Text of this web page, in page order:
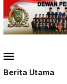
Loncat
ke
konten
Mobile
Berita Utama